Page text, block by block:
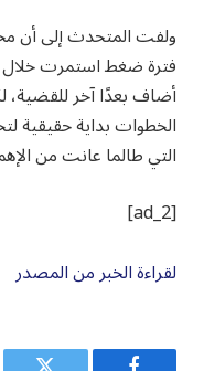
ولفت المتحدث إلى أن
فترة ضغط استمرت خلال
أضاف بعدًا آخر
الخطوات بداية حقيقية
التي طالما عانت من
[ad_2]
لقراءة الخبر من المصدر